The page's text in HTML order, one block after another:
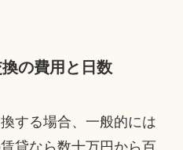
の費用と日数
する場合、一般的には
貸なら数十万円から百